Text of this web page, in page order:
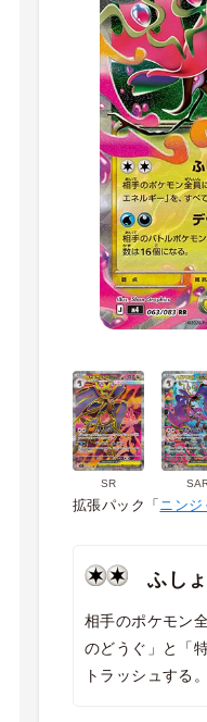
SR
拡張パック「 ニンジ
ふしょ
相手のポケモン
のどうぐ」と「
トラッシュする。